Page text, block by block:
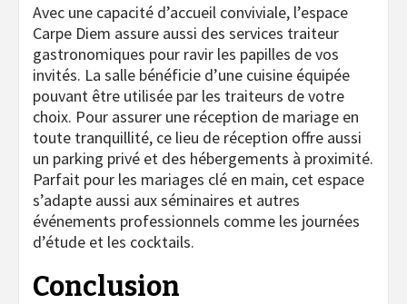
Avec une capacité d’accueil conviviale, l’espace
Carpe Diem assure aussi des services traiteur
gastronomiques pour ravir les papilles de vos
invités. La salle bénéficie d’une cuisine équipée
pouvant être utilisée par les traiteurs de votre
choix. Pour assurer une réception de mariage en
toute tranquillité, ce lieu de réception offre aussi
un parking privé et des hébergements à proximité.
Parfait pour les mariages clé en main, cet espace
s’adapte aussi aux séminaires et autres
événements professionnels comme les journées
d’étude et les cocktails.
Conclusion